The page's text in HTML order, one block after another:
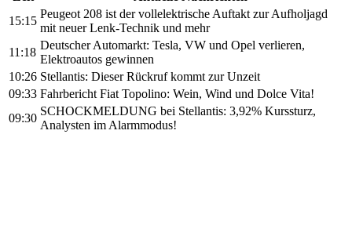
15:15
Peugeot 208 ist der vollelektrische Auftakt zur Aufholjagd
mit neuer Lenk-Technik und mehr
11:18
Deutscher Automarkt: Tesla, VW und Opel verlieren,
Elektroautos gewinnen
10:26 Stellantis: Dieser Rückruf kommt zur Unzeit
09:33 Fahrbericht Fiat Topolino: Wein, Wind und Dolce Vita!
09:30
SCHOCKMELDUNG bei Stellantis: 3,92% Kurssturz,
Analysten im Alarmmodus!